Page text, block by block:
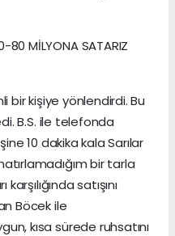
80 MİLYONA SATARIZ
bir kişiye yönlendirdi. Bu
B.S. ile telefonda
10 dakika kala Sarılar
bir tarla
satışını
Böcek ile
kısa sürede ruhsatını